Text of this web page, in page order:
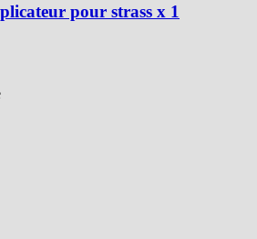
pour strass x 1